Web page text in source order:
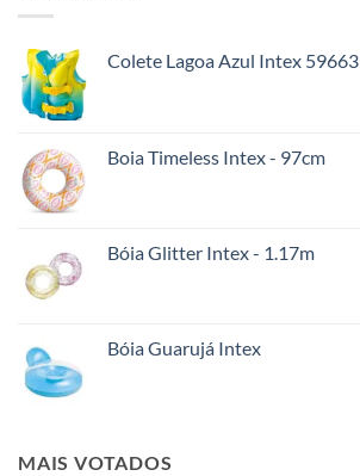
Colete Lagoa Azul Intex 59663
Boia Timeless Intex - 97cm
Bóia Glitter Intex - 1.17m
Bóia Guarujá Intex
MAIS VOTADOS